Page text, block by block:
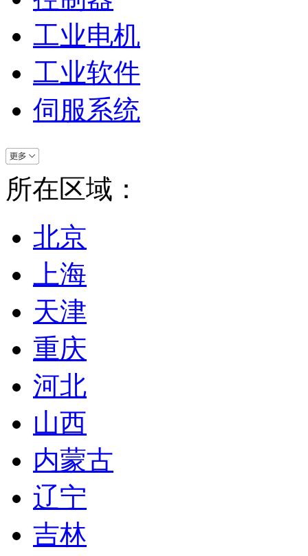
工业电机
工业软件
伺服系统
所在区域：
北京
上海
天津
重庆
河北
山西
内蒙古
辽宁
吉林